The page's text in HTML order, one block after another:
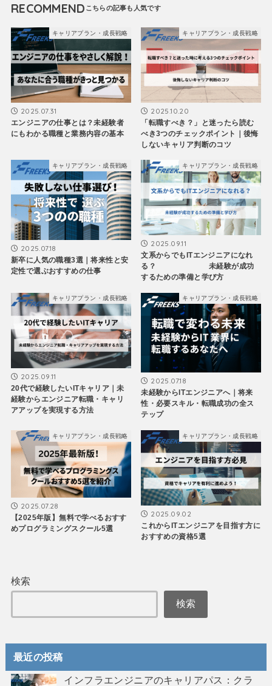
RECOMMEND
キャリアプラン・成長戦略
2025.07.31
エンジニアの仕事とは？未経験者
にもわかる職種と業務内容の基本
キャリアプラン・成長戦略
2025.10.20
「転職すべき？」と迷ったら読む
べき3つのチェックポイント｜後悔
しないキャリア判断のコツ
キャリアプラン・成長戦略
2025.07.18
新卒に人気の職種3選｜将来性と安
定性で選ぶおすすめの仕事
キャリアプラン・成長戦略
2025.09.11
文系からでもITエンジニアになれ
る？ 未経験が成功
するための準備と学び方
キャリアプラン・成長戦略
2025.09.11
20代で経験したいITキャリア｜未
経験からエンジニア転職・キャリ
アアップを実現する方法
キャリアプラン・成長戦略
2025.07.18
未経験からITエンジニアへ｜将来
性・必要スキル・転職成功の全ス
テップ
キャリアプラン・成長戦略
2025.07.28
【2025年版】無料で学べるおすす
めプログラミングスクール5選
キャリアプラン・成長戦略
2025.09.02
これからITエンジニアを目指す方に
おすすめの資格5選
検索
検索
最近の投稿
インフラエンジニアのキャリアパス：クラ